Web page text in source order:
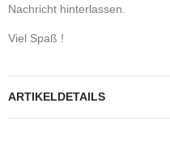
Nachricht hinterlassen.
Viel Spaß !
ARTIKELDETAILS